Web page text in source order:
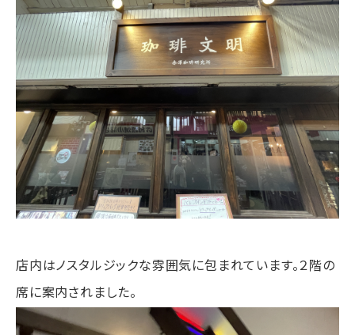
店内はノスタルジックな雰囲気に包まれています。２階の
席に案内されました。